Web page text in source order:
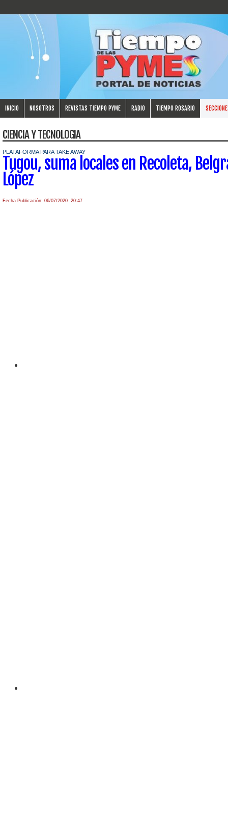
INICIO NOSOTROS REVISTAS TIEMPO PYME RADIO TIEMPO ROSARIO
CIENCIA Y TECNOLOGIA
PLATAFORMA PARA TAKE AWAY
Tugou, suma locales en Recoleta,
López
Fecha Publicación: 06/07/2020 20:47